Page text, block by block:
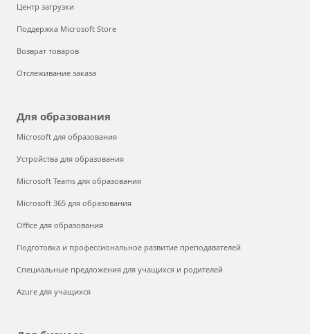
Центр загрузки
Поддержка Microsoft Store
Возврат товаров
Отслеживание заказа
Для образования
Microsoft для образования
Устройства для образования
Microsoft Teams для образования
Microsoft 365 для образования
Office для образования
Подготовка и профессиональное развитие преподавателей
Специальные предложения для учащихся и родителей
Azure для учащихся